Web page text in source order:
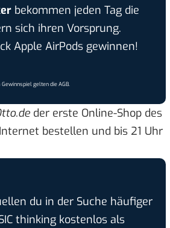
bekommen jeden Tag die
sich ihren Vorsprung.
Apple AirPods gewinnen!
Gewinnspiel gelten dieAGB.
der erste Online-Shop des
bestellen und bis 21 Uhr
du in der Suche häufiger
thinking kostenlos als